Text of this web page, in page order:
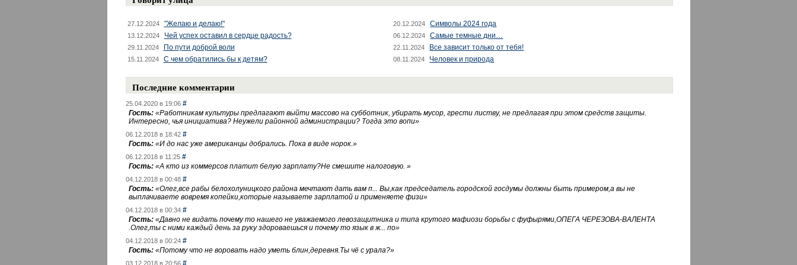
27.12.2024 "Желаю и делаю!" 20.12.2024 Символы 2024 года
13.12.2024 Чей успех оставил в сердце радость? 06.12.2024 Самые темные дни…
29.11.2024 По пути доброй воли 22.11.2024 Все зависит только от тебя!
15.11.2024 С чем обратились бы к детям? 08.11.2024 Человек и природа
Последние комментарии
25.04.2020 в 19:06 #
Гость: «Работникам культуры предлагают выйти массово на субботник, убирать мусор, грести листву, не предлагая при этом средств защиты.
Интересно, чья инициатива? Неужели районной администрации? Тогда это вопи»
06.12.2018 в 18:42 #
Гость: «И до нас уже американцы добрались. Пока в виде норок.»
06.12.2018 в 11:25 #
Гость: «А кто из коммерсов платит белую зарплату?Не смешите налоговую. »
04.12.2018 в 00:48 #
Гость: «Олег,все рабы белохолуницкого района мечтают дать вам п... Вы,как председатель городской госдумы должны быть примером,а вы не
выплачиваете вовремя копейки,которые называете зарплатой и применяете физи»
04.12.2018 в 00:34 #
Гость: «Давно не видать почему то нашего не уважаемого левозащитника и типа крутого мафиози борьбы с фуфырями,ОПЕГА ЧЕРЕЗОВА-ВАЛЕНТА
.Олег,ты с ними каждый день за руку здороваешься и почему то язык в ж... по»
04.12.2018 в 00:24 #
Гость: «Потому что не воровать надо уметь блин,деревня.Ты чё с урала?»
03.12.2018 в 20:56 #